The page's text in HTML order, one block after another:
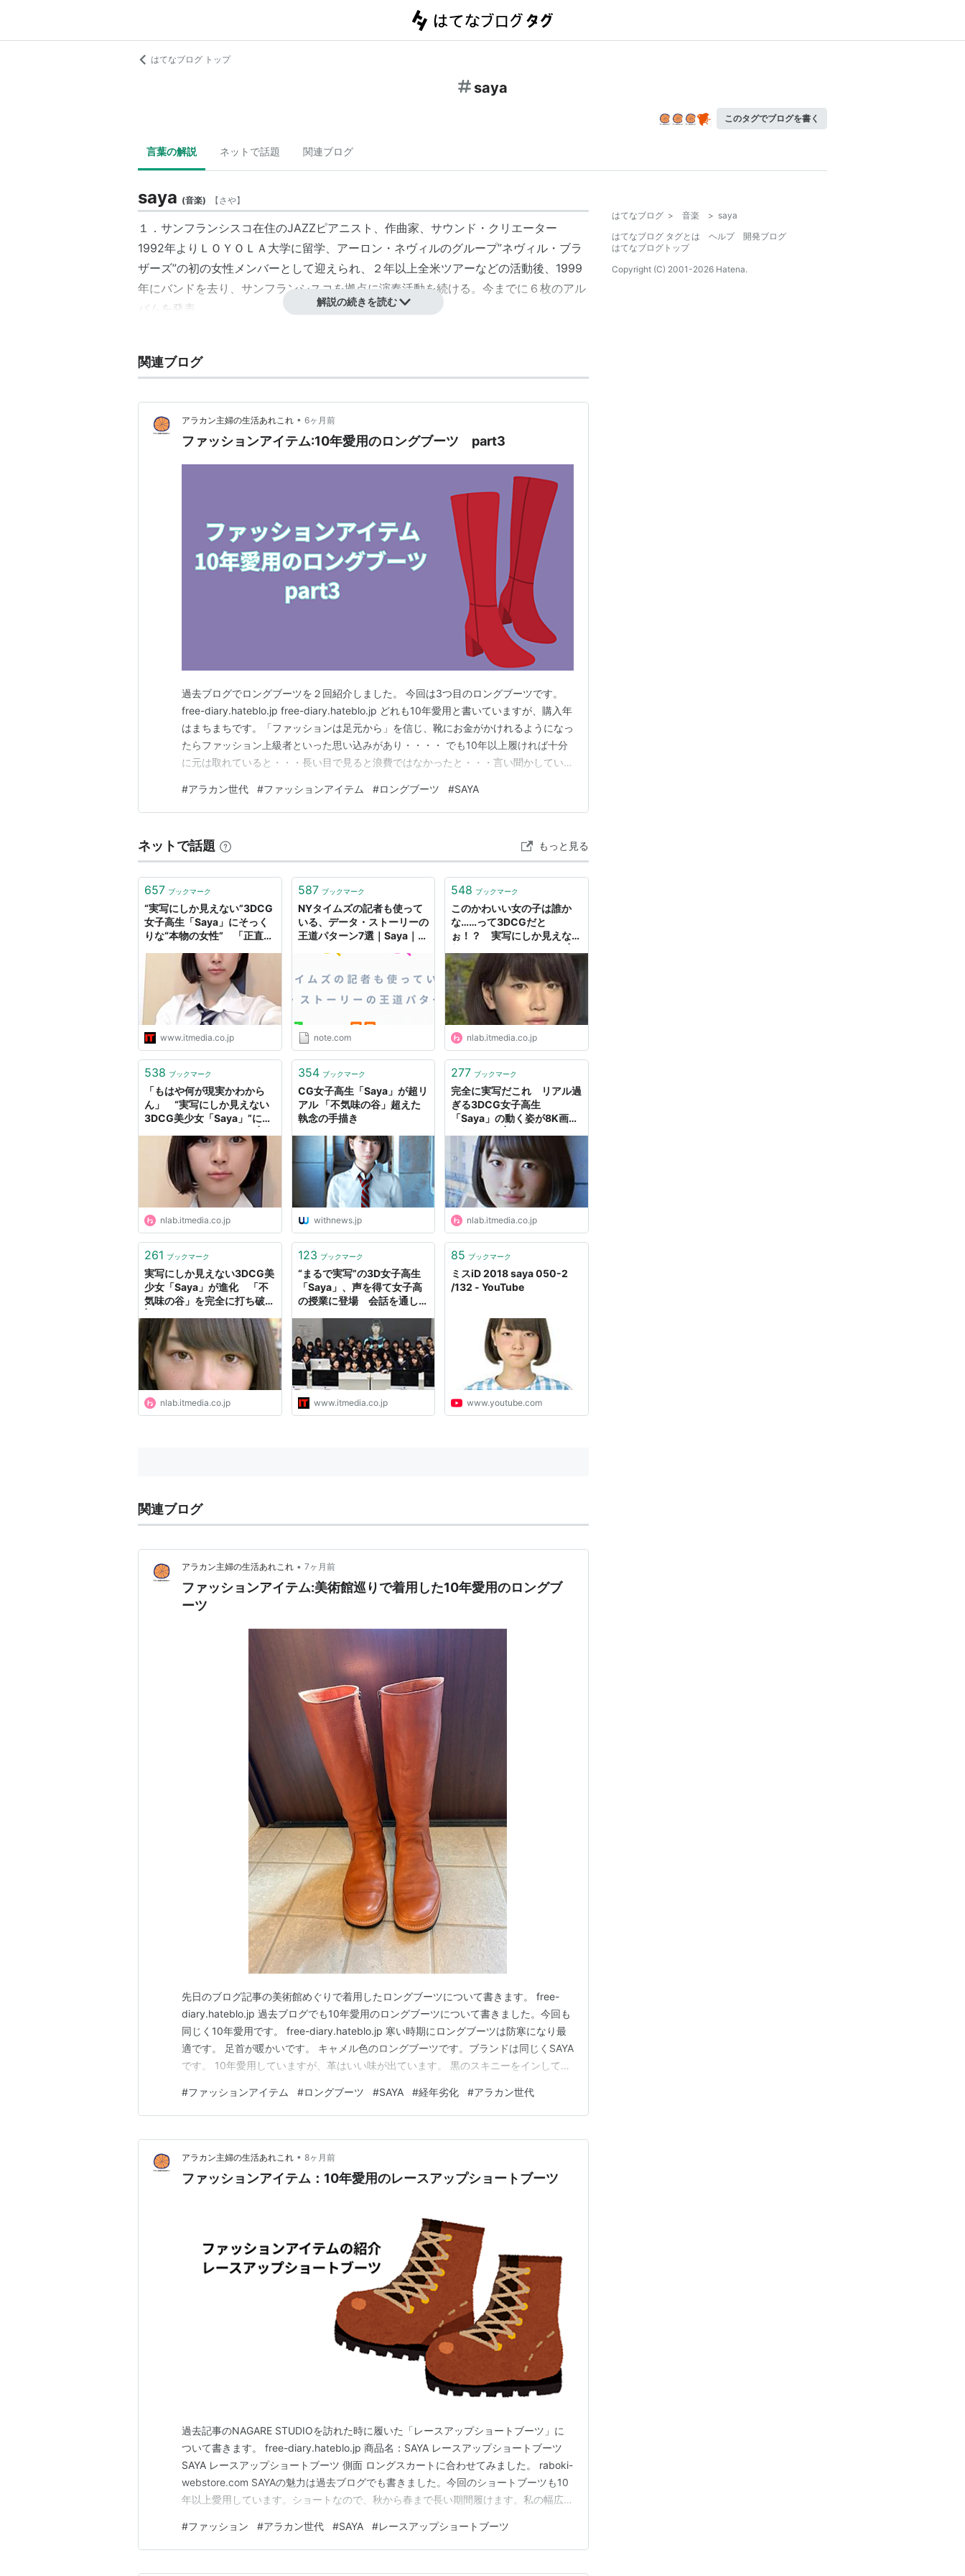
はてなブログ トップ
saya
このタグでブログを書く
言葉の解説 ネットで話題 関連ブログ
saya (音楽) 【さや】
１．サンフランシスコ在住のJAZZピアニスト、作曲家、サウンド・クリエーター
1992年よりＬＯＹＯＬＡ大学に留学、アーロン・ネヴィルのグループ”ネヴィル・ブラ
ザーズ”の初の女性メンバーとして迎えられ、２年以上全米ツアーなどの活動後、1999
年にバンドを去り、サンフランシスコを拠点に演奏活動を続ける。今までに６枚のアル
バムを発表。
２．東京、横浜を中心に活動しているJAZZボーカリスト
青山学院短大を卒業後、東京、横浜を中心にLIVE活動。2008年に最初のアルバム「こ
http://www.1002.co.jp/aquarellerecords/saya/index.html
解説の続きを読む
関連ブログ
アラカン主婦の生活あれこれ • 6ヶ月前
ファッションアイテム:10年愛用のロングブーツ part3
過去ブログでロングブーツを２回紹介しました。 今回は3つ目のロングブーツです。
free-diary.hateblo.jp free-diary.hateblo.jp どれも10年愛用と書いていますが、購入年
はまちまちです。「ファッションは足元から」を信じ、靴にお金がかけれるようになっ
たらファッション上級者といった思い込みがあり・・・・ でも10年以上履ければ十分
に元は取れていると・・・長い目で見ると浪費ではなかったと・・・言い聞かしていま
ぶそうと思っています。 2025年秋冬トレンドのロングブーツは筒幅の広いタイ…
#アラカン世代 #ファッションアイテム #ロングブーツ #SAYA
ネットで話題 もっと見る
657 ブックマーク
“実写にしか見えない”3DCG
女子高生「Saya」にそっく
りな“本物の女性” 「正直、
www.itmedia.co.jp
587 ブックマーク
NYタイムズの記者も使って
いる、データ・ストーリーの
王道パターン7選｜Saya｜
note.com
548 ブックマーク
このかわいい女の子は誰か
な……って3DCGだと
ぉ！？ 実写にしか見えない
ねとらぼ
nlab.itmedia.co.jp
538 ブックマーク
「もはや何が現実かわから
ん」 “実写にしか見えない
3DCG美少女「Saya」”にそ
とらぼ
nlab.itmedia.co.jp
354 ブックマーク
CG女子高生「Saya」が超リ
アル 「不気味の谷」超えた
執念の手描き
withnews.jp
277 ブックマーク
完全に実写だこれ リアル過
ぎる3DCG女子高生
「Saya」の動く姿が8K画質
nlab.itmedia.co.jp
261 ブックマーク
実写にしか見えない3DCG美
少女「Saya」が進化 「不
気味の谷」を完全に打ち破る
nlab.itmedia.co.jp
123 ブックマーク
“まるで実写”の3D女子高生
「Saya」、声を得て女子高
の授業に登場 会話を通して
www.itmedia.co.jp
85 ブックマーク
ミスiD 2018 saya 050-2
/132 - YouTube
www.youtube.com
関連ブログ
アラカン主婦の生活あれこれ • 7ヶ月前
ファッションアイテム:美術館巡りで着用した10年愛用のロングブ
ーツ
先日のブログ記事の美術館めぐりで着用したロングブーツについて書きます。 free-
diary.hateblo.jp 過去ブログでも10年愛用のロングブーツについて書きました。今回も
同じく10年愛用です。 free-diary.hateblo.jp 寒い時期にロングブーツは防寒になり最
適です。 足首が暖かいです。 キャメル色のロングブーツです。ブランドは同じくSAYA
です。 10年愛用していますが、革はいい味が出ています。 黒のスキニーをインして合
です。アウターはミドル丈のダウンコート、ボトムスはユニクロのスキニーデ…
#ファッションアイテム #ロングブーツ #SAYA #経年劣化 #アラカン世代
アラカン主婦の生活あれこれ • 8ヶ月前
ファッションアイテム：10年愛用のレースアップショートブーツ
過去記事のNAGARE STUDIOを訪れた時に履いた「レースアップショートブーツ」に
ついて書きます。 free-diary.hateblo.jp 商品名：SAYA レースアップショートブーツ
SAYA レースアップショートブーツ 側面 ロングスカートに合わせてみました。 raboki-
webstore.com SAYAの魅力は過去ブログでも書きました。今回のショートブーツも10
年以上愛用しています。ショートなので、秋から春まで長い期間履けます。私の幅広甲
られているのはすごいですね。 ロングスカートやワイドパンツに…
#ファッション #アラカン世代 #SAYA #レースアップショートブーツ
はてなブログ > 音楽 > saya
はてなブログ タグとは
ヘルプ
開発ブログ
はてなブログトップ
Copyright (C) 2001-2026 Hatena.